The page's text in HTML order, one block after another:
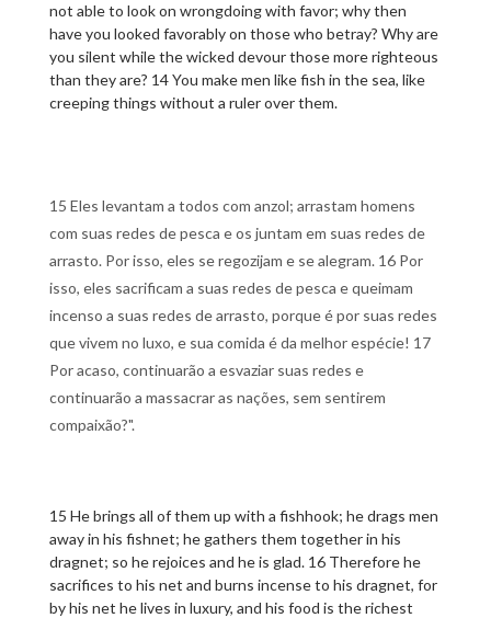
not able to look on wrongdoing with favor; why then
have you looked favorably on those who betray? Why are
you silent while the wicked devour those more righteous
than they are? 14 You make men like fish in the sea, like
creeping things without a ruler over them.
15 Eles levantam a todos com anzol; arrastam homens
com suas redes de pesca e os juntam em suas redes de
arrasto. Por isso, eles se regozijam e se alegram. 16 Por
isso, eles sacrificam a suas redes de pesca e queimam
incenso a suas redes de arrasto, porque é por suas redes
que vivem no luxo, e sua comida é da melhor espécie! 17
Por acaso, continuarão a esvaziar suas redes e
continuarão a massacrar as nações, sem sentirem
compaixão?".
15 He brings all of them up with a fishhook; he drags men
away in his fishnet; he gathers them together in his
dragnet; so he rejoices and he is glad. 16 Therefore he
sacrifices to his net and burns incense to his dragnet, for
by his net he lives in luxury, and his food is the richest